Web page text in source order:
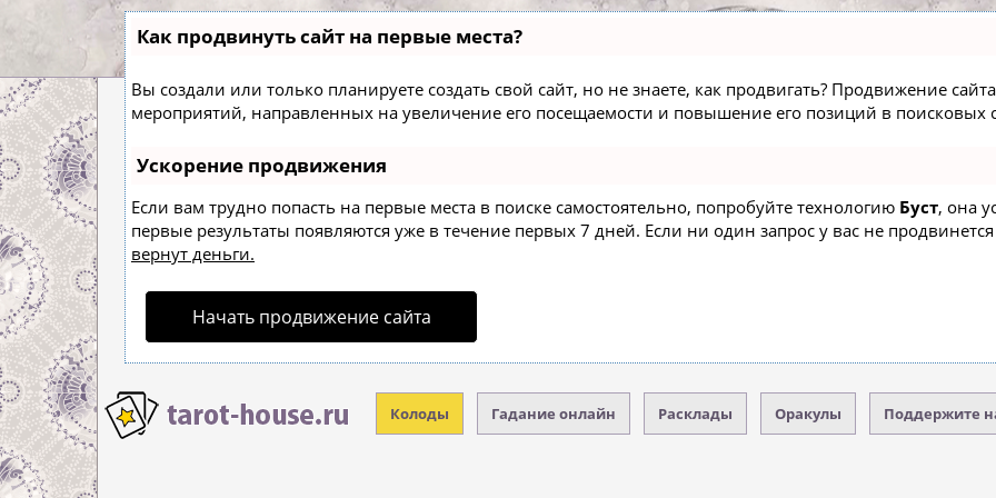
Как продвинуть сайт на первые места?
Вы создали или только планируете создать свой сайт, но не знаете, как продвигать? Продвижение
мероприятий, направленных на увеличение его посещаемости и повышение его позиций в поисковых
Ускорение продвижения
Если вам трудно попасть на первые места в поиске самостоятельно, попробуйте технологию Буст, она
первые результаты появляются уже в течение первых 7 дней. Если ни один запрос у вас не
вернут деньги.
Начать продвижение сайта
Колоды Гадание онлайн Расклады Оракулы Поддержите